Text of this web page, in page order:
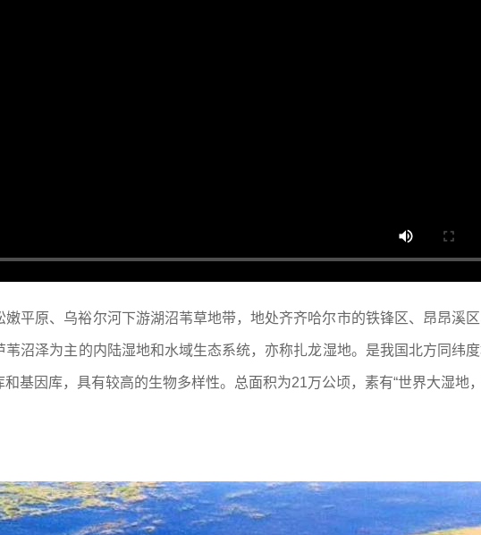
平原、乌裕尔河下游湖沼苇草地带，地处齐齐哈尔市的铁锋区、昂昂溪
沼泽为主的内陆湿地和水域生态系统，亦称扎龙湿地。是我国北方同纬
基因库，具有较高的生物多样性。总面积为21万公顷，素有“世界大湿地，